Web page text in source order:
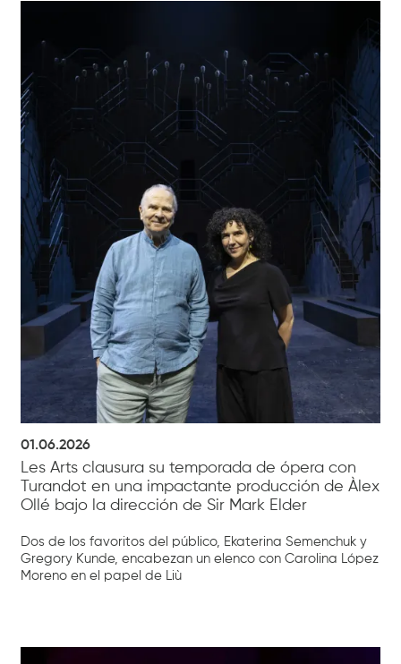
01.06.2026
Les Arts clausura su temporada de ópera con
Turandot en una impactante producción de Àlex
Ollé bajo la dirección de Sir Mark Elder
Dos de los favoritos del público, Ekaterina Semenchuk y
Gregory Kunde, encabezan un elenco con Carolina López
Moreno en el papel de Liù